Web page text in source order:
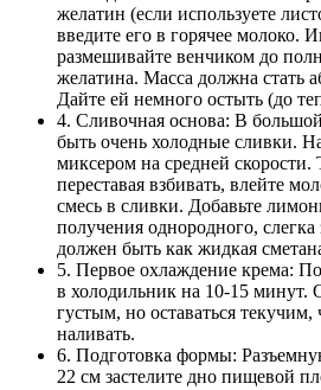
желатин (если используете
введите его в горячее молоко.
размешивайте венчиком до
желатина. Масса должна стать
Дайте ей немного остыть (до
4. Сливочная основа: В
быть очень холодные сливки.
миксером на средней скорости.
переставая взбивать, влейте
смесь в сливки. Добавьте
получения однородного, слегка
должен быть как жидкая
5. Первое охлаждение крема:
в холодильник на 10-15 минут.
густым, но оставаться
наливать.
6. Подготовка формы:
22 см застелите дно пищевой